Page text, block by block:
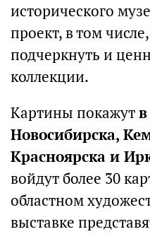
исторического
проект, в том
подчеркнуть и
коллекции.
Картины покажут
Новосибирска,
Красноярска и
войдут более 30
областном
выставке